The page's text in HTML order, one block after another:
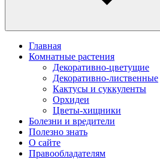
Главная
Комнатные растения
Декоративно-цветущие
Декоративно-лиственные
Кактусы и суккуленты
Орхидеи
Цветы-хищники
Болезни и вредители
Полезно знать
О сайте
Правообладателям